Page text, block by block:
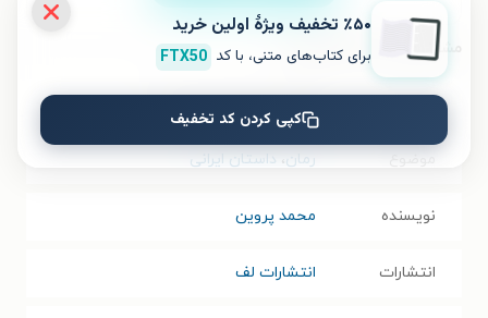
مشخصات کتاب الکترونیکی
موضوع رمان ، داستان ایرانی
نویسنده محمد پروین
انتشارات انتشارات لف
٪۵۰ تخفیف ویژۀ اولین خرید
برای کتاب‌های متنی، با کد FTX50
کپی کردن کد تخفیف